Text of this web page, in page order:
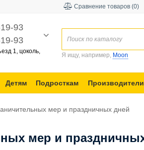
Сравнение товаров (0)
93
93
1, цоколь,
Я ищу, например, Moon
Детям Подросткам Производители
мер и праздничных дней
мер и